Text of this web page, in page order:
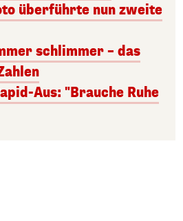
überführte nun zweite
schlimmer – das
Aus: "Brauche Ruhe